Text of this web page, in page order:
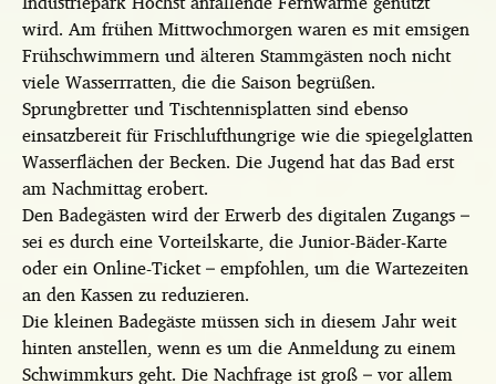
wird. Am frühen Mittwochmorgen waren es mit emsigen
Frühschwimmern und älteren Stammgästen noch nicht
viele Wasserrratten, die die Saison begrüßen.
Sprungbretter und Tischtennisplatten sind ebenso
einsatzbereit für Frischlufthungrige wie die spiegelglatten
Wasserflächen der Becken. Die Jugend hat das Bad erst
am Nachmittag erobert.
Den Badegästen wird der Erwerb des digitalen Zugangs –
sei es durch eine Vorteilskarte, die Junior-Bäder-Karte
oder ein Online-Ticket – empfohlen, um die Wartezeiten
an den Kassen zu reduzieren.
Die kleinen Badegäste müssen sich in diesem Jahr weit
hinten anstellen, wenn es um die Anmeldung zu einem
Schwimmkurs geht. Die Nachfrage ist groß – vor allem